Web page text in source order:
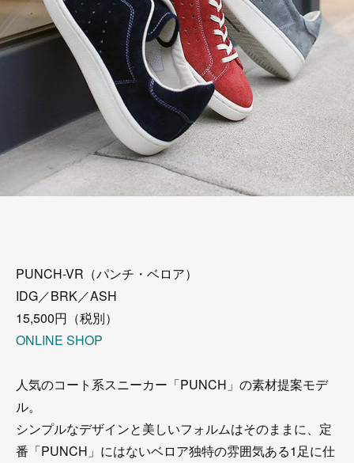
PUNCH-VR（パンチ・ベロア）
IDG／BRK／ASH
15,500円（税別）
ONLINE SHOP
人気のコート系スニーカー「PUNCH」の素材提案モデ
ル。
シンプルなデザインと美しいフォルムはそのままに、定
番「PUNCH」にはないベロア独特の雰囲気ある1足に仕